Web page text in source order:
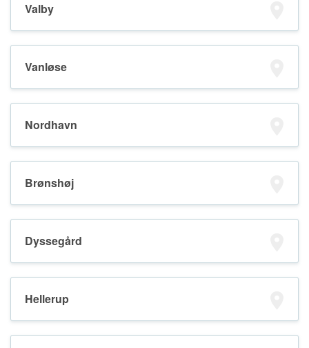
Valby
Vanløse
Nordhavn
Brønshøj
Dyssegård
Hellerup